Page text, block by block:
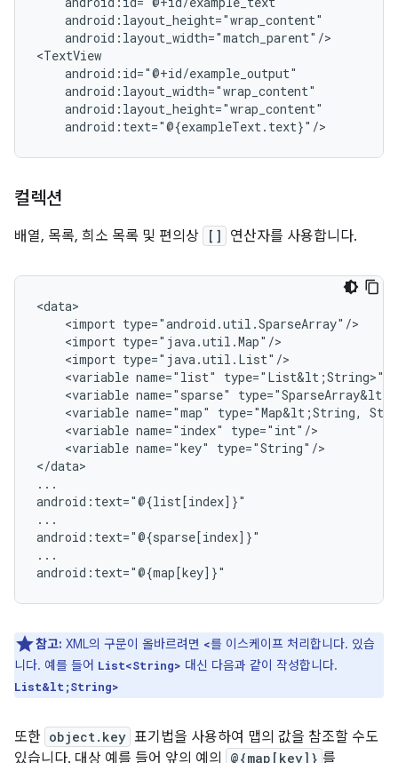
android:layout_width="match_parent"/>
컬렉션
배열, 목록, 희소 목록 및 편의상 [] 연산자를 사용합니다.
<import
<import
<import
<variable name="list"
<variable name="sparse"
<variable name="map"
type="Map&lt;String,
<variable name="index"
<variable name="key"
type="String"/>
</data>
...
android:text="@{list[index]}"
...
android:text="@{sparse[index]}"
...
참고: XML의 구문이 올바르려면 <를 이스케이프 처리합니다. 있습
니다. 예를 들어 List<String> 대신 다음과 같이 작성합니다.
List&lt;String>
또한 object.key 표기법을 사용하여 맵의 값을 참조할 수도
있습니다. 대상 예를 들어 앞의 예의
@{map[key]} 를